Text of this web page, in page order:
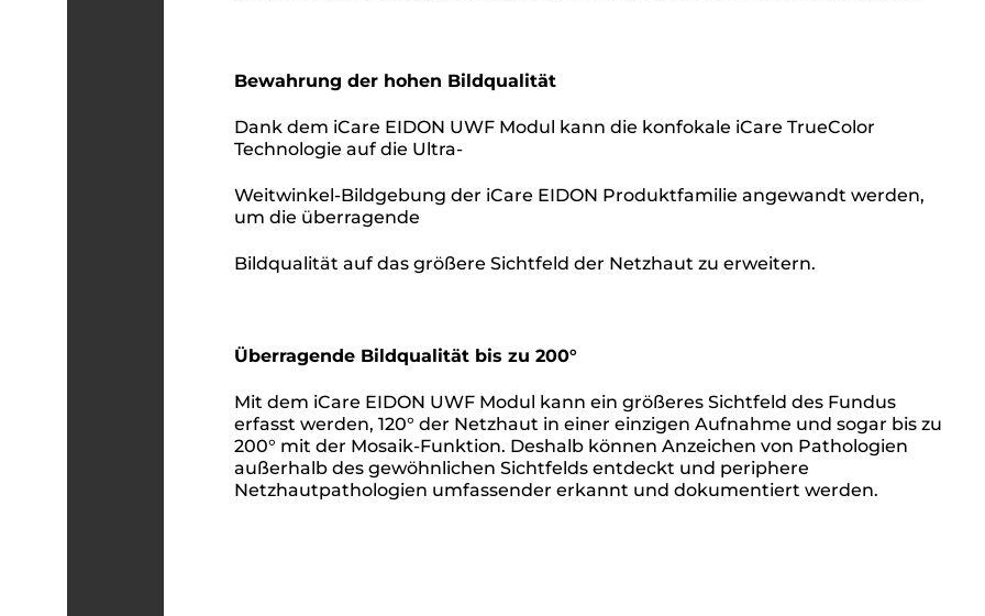
Bewahrung der hohen Bildqualität
Dank dem iCare EIDON UWF Modul kann die konfokale iCare TrueColor
Technologie auf die Ultra-
Weitwinkel-Bildgebung der iCare EIDON Produktfamilie angewandt werden,
um die überragende
Bildqualität auf das größere Sichtfeld der Netzhaut zu erweitern.
Überragende Bildqualität bis zu 200°
Mit dem iCare EIDON UWF Modul kann ein größeres Sichtfeld des Fundus
erfasst werden, 120° der Netzhaut in einer einzigen Aufnahme und sogar bis zu
200° mit der Mosaik-Funktion. Deshalb können Anzeichen von Pathologien
außerhalb des gewöhnlichen Sichtfelds entdeckt und periphere
Netzhautpathologien umfassender erkannt und dokumentiert werden.